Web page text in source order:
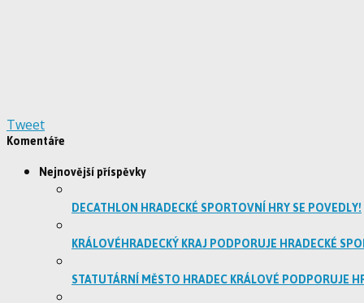
Tweet
Komentáře
Nejnovější příspěvky
DECATHLON HRADECKÉ SPORTOVNÍ HRY SE POVEDLY!
KRÁLOVÉHRADECKÝ KRAJ PODPORUJE HRADECKÉ
STATUTÁRNÍ MĚSTO HRADEC KRÁLOVÉ PODPORUJE